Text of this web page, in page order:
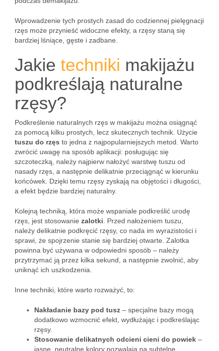
Wprowadzenie tych prostych zasad do codziennej pielęgnacji
rzęs może przynieść widoczne efekty, a rzęsy staną się
bardziej lśniące, gęste i zadbane.
Jakie techniki makijażu
podkreślają naturalne
rzęsy?
Podkreślenie naturalnych rzęs w makijażu można osiągnąć
za pomocą kilku prostych, lecz skutecznych technik. Użycie
tuszu do rzęs to jedna z najpopularniejszych metod. Warto
zwrócić uwagę na sposób aplikacji: posługując się
szczoteczką, należy najpierw nałożyć warstwę tuszu od
nasady rzęs, a następnie delikatnie przeciągnąć w kierunku
końcówek. Dzięki temu rzęsy zyskają na objętości i długości,
a efekt będzie bardziej naturalny.
Kolejną techniką, która może wspaniale podkreślić urodę
rzęs, jest stosowanie zalotki . Przed nałożeniem tuszu,
należy delikatnie podkręcić rzęsy, co nada im wyrazistości i
sprawi, że spojrzenie stanie się bardziej otwarte. Zalotka
powinna być używana w odpowiedni sposób – należy
przytrzymać ją przez kilka sekund, a następnie zwolnić, aby
uniknąć ich uszkodzenia.
Inne techniki, które warto rozważyć, to:
Nakładanie bazy pod tusz – specjalne bazy mogą
dodatkowo wzmocnić efekt, wydłużając i podkreślając
rzęsy.
Stosowanie delikatnych odcieni cieni do powiek –
jasne, neutralne kolory pozwalają na subtelne